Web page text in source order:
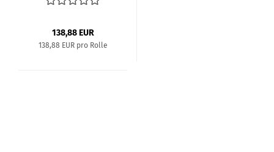
138,88 EUR
138,88 EUR pro Rolle